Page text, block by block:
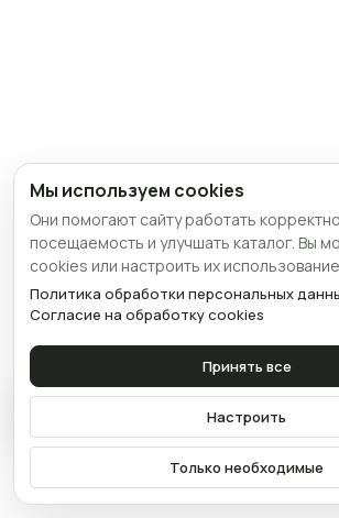
Связаться
Мы используем cookies
Они помогают сайту работать
посещаемость и улучшать каталог. Вы
cookies или настроить их
Политика обработки персональных
Согласие на обработку cookies
Принять все
Настроить
Только необходимые